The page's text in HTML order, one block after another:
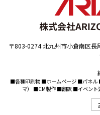
〒803-0274 北九州市小倉南区
■各種印刷物 ■ホームページ ■パネル
マ） ■CM製作 ■翻訳 ■イベント